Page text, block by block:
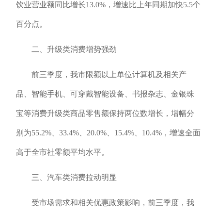
饮业营业额同比增长13.0%，增速比上年同期加快5.5个
百分点。
二、升级类消费增势强劲
前三季度，我市限额以上单位计算机及相关产
品、智能手机、可穿戴智能设备、书报杂志、金银珠
宝等消费升级类商品零售额保持两位数增长，增幅分
别为55.2%、33.4%、20.0%、15.4%、10.4%，增速全面
高于全市社零额平均水平。
三、汽车类消费拉动明显
受市场需求和相关优惠政策影响，前三季度，我